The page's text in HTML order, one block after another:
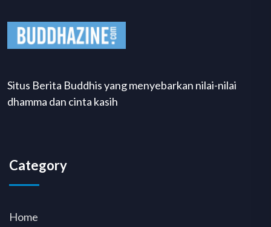
Situs Berita Buddhis yang menyebarkan nilai-nilai
dhamma dan cinta kasih
Category
Home